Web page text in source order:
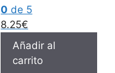
0 de 5
8.25€
Añadir al
carrito